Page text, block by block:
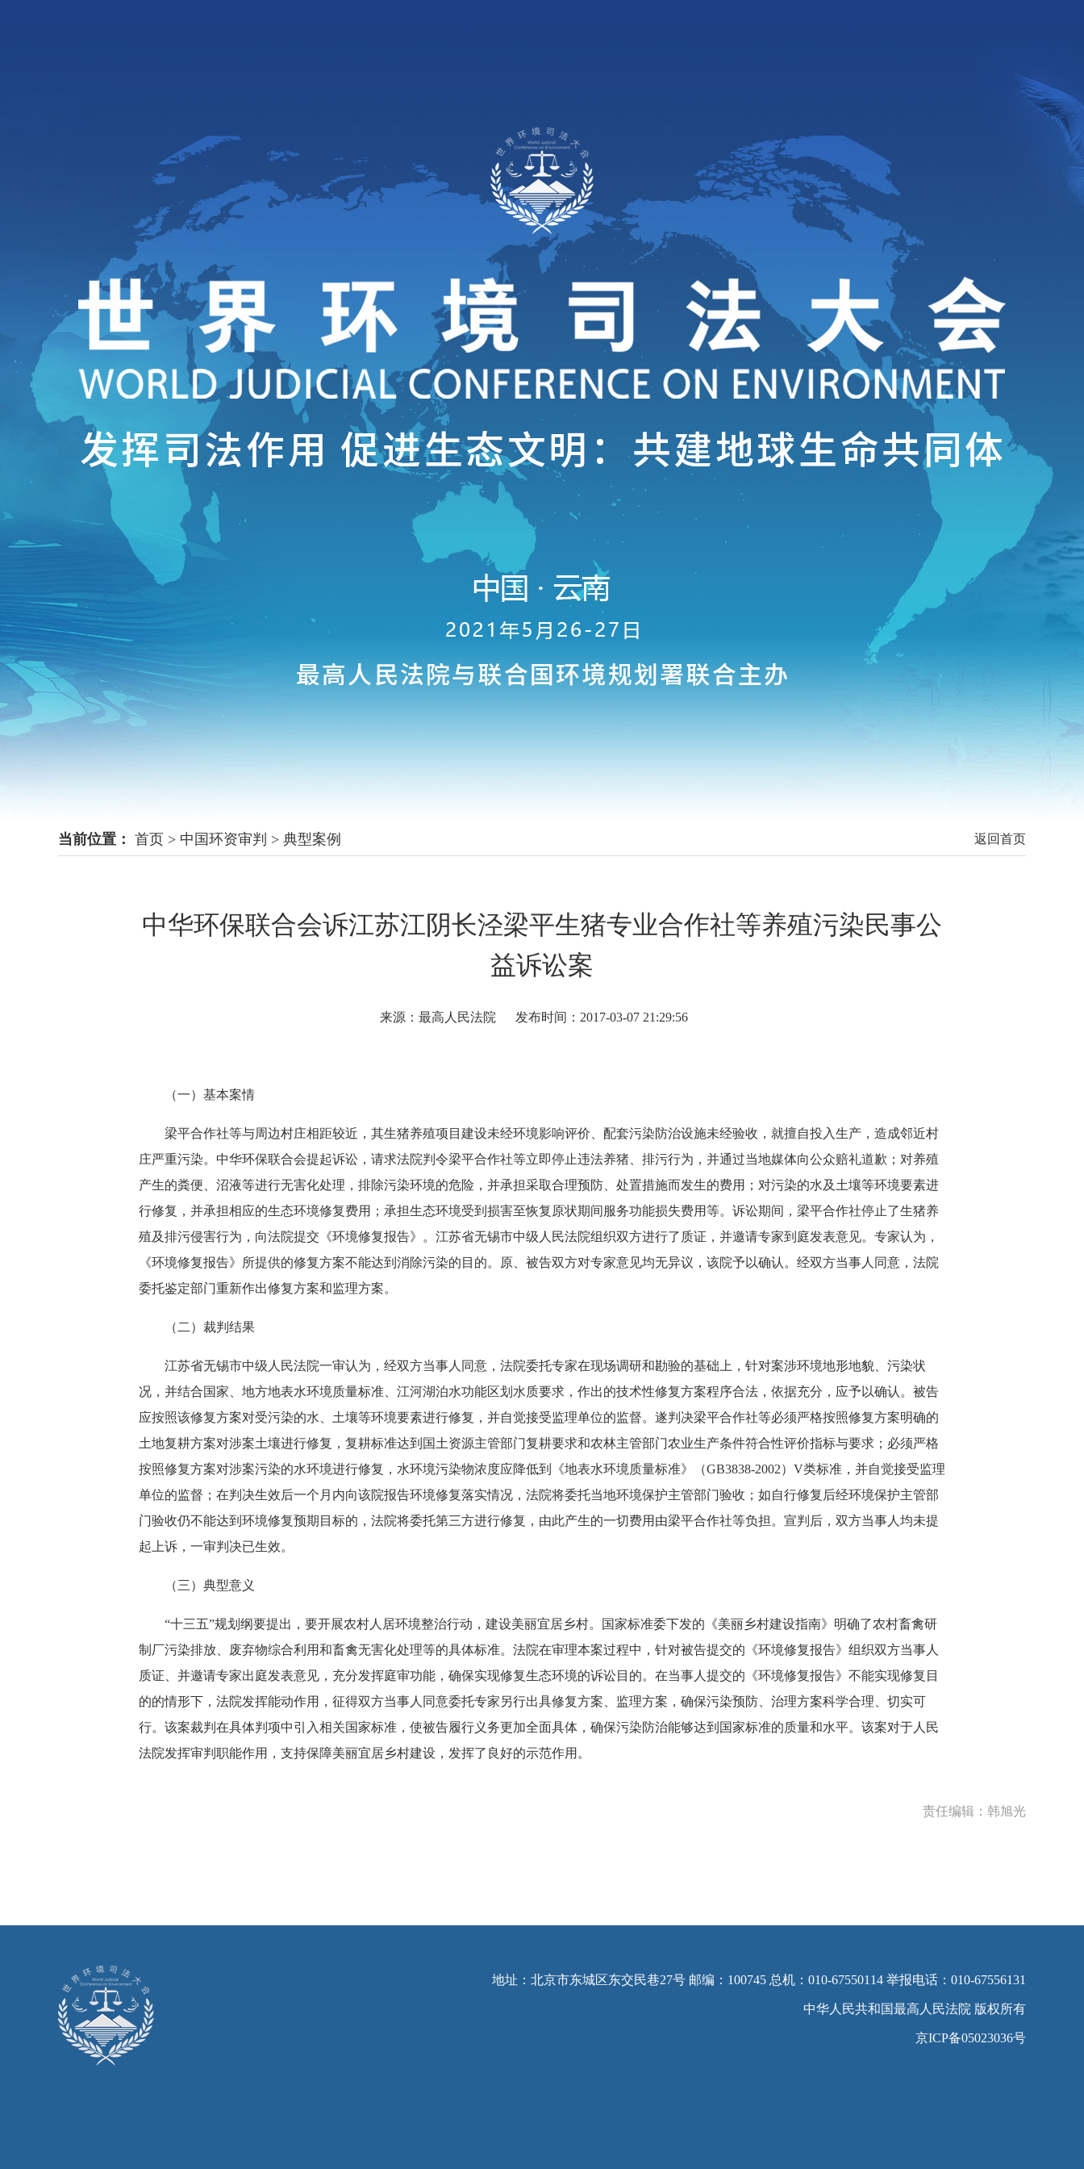
当前位置： 首页 > 中国环资审判 > 典型案例 返回首页
中华环保联合会诉江苏江阴长泾梁平生猪专业合作社等养殖污染民事公
益诉讼案
来源：最高人民法院 发布时间：2017-03-07 21:29:56
（一）基本案情
梁平合作社等与周边村庄相距较近，其生猪养殖项目建设未经环境影响评价、配套污染防治设施未经验收，就擅自投入生产，造成邻近村
庄严重污染。中华环保联合会提起诉讼，请求法院判令梁平合作社等立即停止违法养猪、排污行为，并通过当地媒体向公众赔礼道歉；对养殖
产生的粪便、沼液等进行无害化处理，排除污染环境的危险，并承担采取合理预防、处置措施而发生的费用；对污染的水及土壤等环境要素进
行修复，并承担相应的生态环境修复费用；承担生态环境受到损害至恢复原状期间服务功能损失费用等。诉讼期间，梁平合作社停止了生猪养
殖及排污侵害行为，向法院提交《环境修复报告》。江苏省无锡市中级人民法院组织双方进行了质证，并邀请专家到庭发表意见。专家认为，
《环境修复报告》所提供的修复方案不能达到消除污染的目的。原、被告双方对专家意见均无异议，该院予以确认。经双方当事人同意，法院
委托鉴定部门重新作出修复方案和监理方案。
（二）裁判结果
江苏省无锡市中级人民法院一审认为，经双方当事人同意，法院委托专家在现场调研和勘验的基础上，针对案涉环境地形地貌、污染状
况，并结合国家、地方地表水环境质量标准、江河湖泊水功能区划水质要求，作出的技术性修复方案程序合法，依据充分，应予以确认。被告
应按照该修复方案对受污染的水、土壤等环境要素进行修复，并自觉接受监理单位的监督。遂判决梁平合作社等必须严格按照修复方案明确的
土地复耕方案对涉案土壤进行修复，复耕标准达到国土资源主管部门复耕要求和农林主管部门农业生产条件符合性评价指标与要求；必须严格
按照修复方案对涉案污染的水环境进行修复，水环境污染物浓度应降低到《地表水环境质量标准》（GB3838-2002）V类标准，并自觉接受监理
单位的监督；在判决生效后一个月内向该院报告环境修复落实情况，法院将委托当地环境保护主管部门验收；如自行修复后经环境保护主管部
门验收仍不能达到环境修复预期目标的，法院将委托第三方进行修复，由此产生的一切费用由梁平合作社等负担。宣判后，双方当事人均未提
起上诉，一审判决已生效。
（三）典型意义
“十三五”规划纲要提出，要开展农村人居环境整治行动，建设美丽宜居乡村。国家标准委下发的《美丽乡村建设指南》明确了农村畜禽研
制厂污染排放、废弃物综合利用和畜禽无害化处理等的具体标准。法院在审理本案过程中，针对被告提交的《环境修复报告》组织双方当事人
质证、并邀请专家出庭发表意见，充分发挥庭审功能，确保实现修复生态环境的诉讼目的。在当事人提交的《环境修复报告》不能实现修复目
的的情形下，法院发挥能动作用，征得双方当事人同意委托专家另行出具修复方案、监理方案，确保污染预防、治理方案科学合理、切实可
行。该案裁判在具体判项中引入相关国家标准，使被告履行义务更加全面具体，确保污染防治能够达到国家标准的质量和水平。该案对于人民
法院发挥审判职能作用，支持保障美丽宜居乡村建设，发挥了良好的示范作用。
责任编辑：韩旭光
地址：北京市东城区东交民巷27号 邮编：100745 总机：010-67550114 举报电话：010-67556131
中华人民共和国最高人民法院 版权所有
京ICP备05023036号